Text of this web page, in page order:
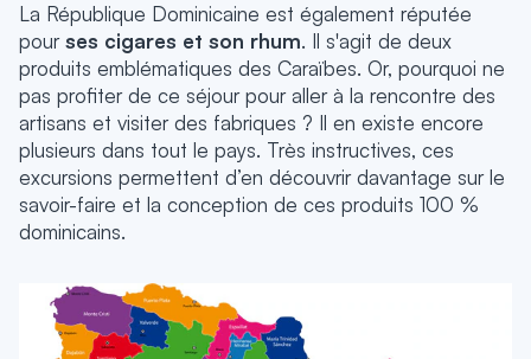
La République Dominicaine est également réputée
pourses cigares et son rhum. Il s'agit de deux
produits emblématiques des Caraïbes. Or, pourquoi ne
pas profiter de ce séjour pour aller à la rencontre des
artisans et visiter des fabriques ? Il en existe encore
plusieurs dans tout le pays. Très instructives, ces
excursions permettent d’en découvrir davantage sur le
savoir-faire et la conception de ces produits 100 %
dominicains.